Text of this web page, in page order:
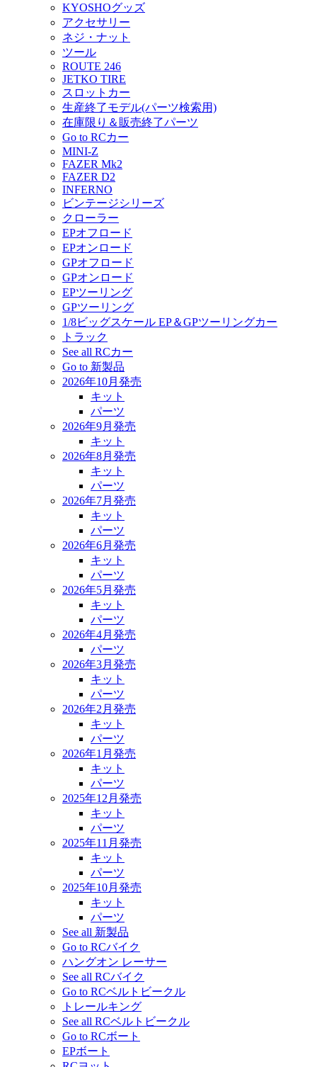
KYOSHOグッズ
アクセサリー
ネジ・ナット
ツール
ROUTE 246
JETKO TIRE
スロットカー
生産終了モデル(パーツ検索用)
在庫限り＆販売終了パーツ
Go to RCカー
MINI-Z
FAZER Mk2
FAZER D2
INFERNO
ビンテージシリーズ
クローラー
EPオフロード
EPオンロード
GPオフロード
GPオンロード
EPツーリング
GPツーリング
1/8ビッグスケール EP＆GPツーリングカー
トラック
See all RCカー
Go to 新製品
2026年10月発売
キット
パーツ
2026年9月発売
キット
2026年8月発売
キット
パーツ
2026年7月発売
キット
パーツ
2026年6月発売
キット
パーツ
2026年5月発売
キット
パーツ
2026年4月発売
パーツ
2026年3月発売
キット
パーツ
2026年2月発売
キット
パーツ
2026年1月発売
キット
パーツ
2025年12月発売
キット
パーツ
2025年11月発売
キット
パーツ
2025年10月発売
キット
パーツ
See all 新製品
Go to RCバイク
ハングオン レーサー
See all RCバイク
Go to RCベルトビークル
トレールキング
See all RCベルトビークル
Go to RCボート
EPボート